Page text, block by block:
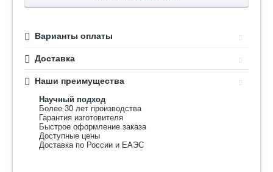
Варианты оплаты
Доставка
Наши преимущества
Научный подход
Более 30 лет производства
Гарантия изготовителя
Быстрое оформление заказа
Доступные цены
Доставка по России и ЕАЭС